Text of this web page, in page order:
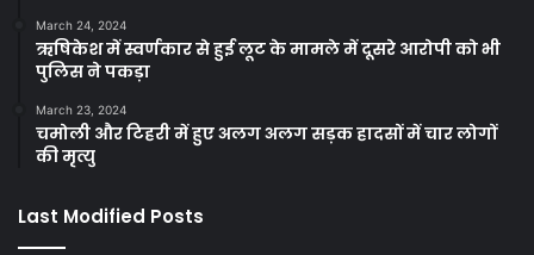
March 24, 2024
ऋषिकेश में स्वर्णकार से हुई लूट के मामले में दूसरे आरोपी को भी
पुलिस ने पकड़ा
March 23, 2024
चमोली और टिहरी में हुए अलग अलग सड़क हादसों में चार लोगों
की मृत्यु
Last Modified Posts